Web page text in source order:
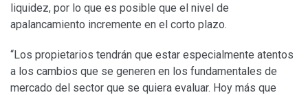
liquidez, por lo que es posible que el nivel de
apalancamiento incremente en el corto plazo.
“Los propietarios tendrán que estar especialmente atentos
a los cambios que se generen en los fundamentales de
mercado del sector que se quiera evaluar. Hoy más que